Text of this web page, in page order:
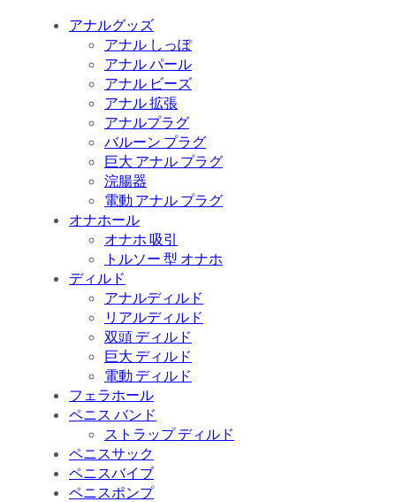
アナルグッズ
アナル しっぽ
アナル パール
アナル ビーズ
アナル 拡張
アナルプラグ
バルーン プラグ
巨大 アナル プラグ
浣腸器
電動 アナル プラグ
オナホール
オナホ 吸引
トルソー 型 オナホ
ディルド
アナルディルド
リアルディルド
双頭 ディルド
巨大 ディルド
電動 ディルド
フェラホール
ペニス バンド
ストラップ ディルド
ペニスサック
ペニスバイブ
ペニスポンプ